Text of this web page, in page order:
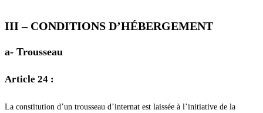
III – CONDITIONS D’HÉBERGEMENT
a- Trousseau
Article 24 :
La constitution d’un trousseau d’internat est laissée à l’initiative de la